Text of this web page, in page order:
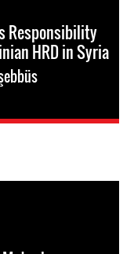
Responsibility
HRD in Syria